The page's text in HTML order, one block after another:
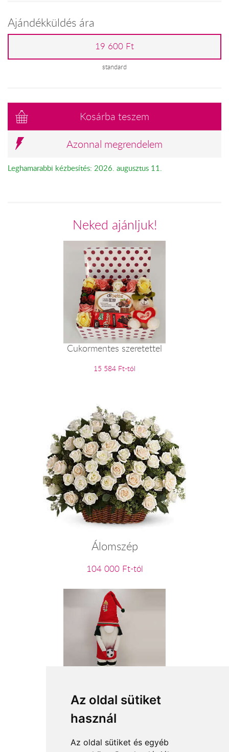
Az oldal sütiket
használ
Az oldal sütiket és egyéb
Ajándékküldés ára
19 600 Ft
standard
Kosárba teszem
Azonnal megrendelem
Leghamarabbi kézbesítés: 2026. augusztus 11.
Neked ajánljuk!
Cukormentes szeretettel
15 584 Ft-tól
Álomszép
104 000 Ft-tól
Magyar Válogatott szurkoló manó
18 560 Ft-tól